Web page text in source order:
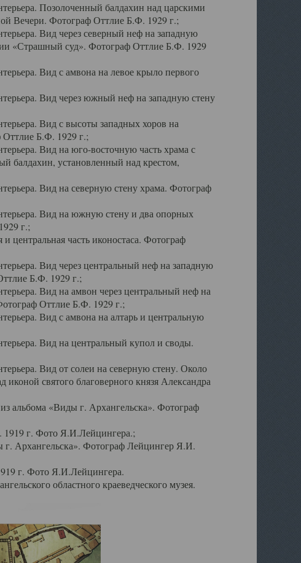
Позолоченный балдахин над царскими
Вечери. Фотограф Оттлие Б.Ф. 1929 г.;
Вид через северный неф на западную
«Страшный суд». Фотограф Оттлие Б.Ф. 1929
Вид с амвона на левое крыло первого
Вид через южный неф на западную стену
Вид с высоты западных хоров на
Оттлие Б.Ф. 1929 г.;
Вид на юго-восточную часть храма с
балдахин, установленный над крестом,
Вид на северную стену храма. Фотограф
Вид на южную стену и два опорных
г.;
часть иконостаса. Фотограф
Вид через центральный неф на западную
Б.Ф. 1929 г.;
Вид на амвон через центральный неф на
Оттлие Б.Ф. 1929 г.;
Вид с амвона на алтарь и центральную
Вид на центральный купол и своды.
Вид от солеи на северную стену. Около
святого благоверного князя Александра
альбома «Виды г. Архангельска». Фотограф
1919 г. Фото Я.И.Лейцингера.;
Архангельска». Фотограф Лейцингер Я.И.
г. Фото Я.И.Лейцингера.
областного краеведческого музея.